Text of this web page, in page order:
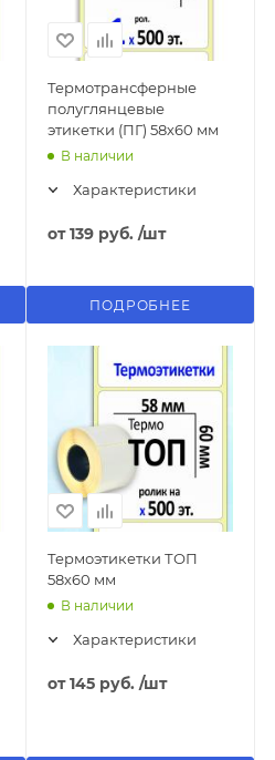
Термотрансферные
полуглянцевые
этикетки (ПГ) 58х60 мм
В наличии
Характеристики
от139 руб. /шт
ПОДРОБНЕЕ
Термоэтикетки ТОП
58х60 мм
В наличии
Характеристики
от145 руб. /шт